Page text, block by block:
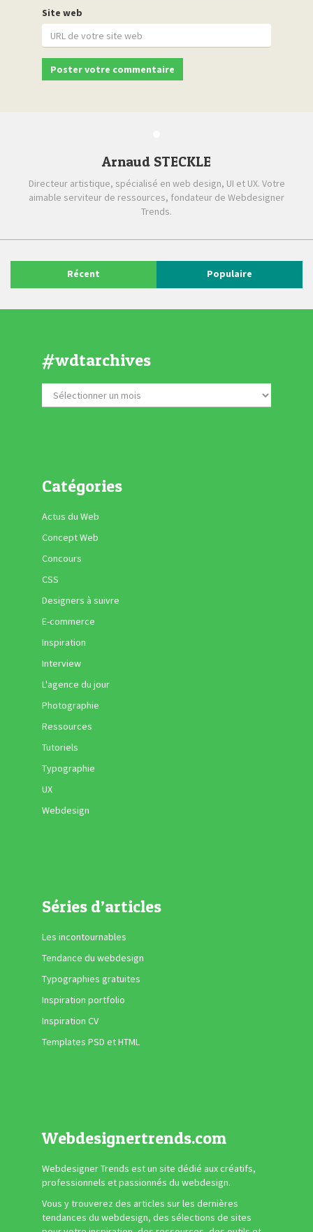
Site web
Arnaud STECKLE
Directeur artistique, spécialisé en web design, UI et UX. Votre
aimable serviteur de ressources, fondateur de Webdesigner
Trends.
Récent Populaire
#wdtarchives
Catégories
Actus du Web
Concept Web
Concours
CSS
Designers à suivre
E-commerce
Inspiration
Interview
L'agence du jour
Photographie
Ressources
Tutoriels
Typographie
UX
Webdesign
Séries d’articles
Les incontournables
Tendance du webdesign
Typographies gratuites
Inspiration portfolio
Inspiration CV
Templates PSD et HTML
Webdesignertrends.com
Webdesigner Trends est un site dédié aux créatifs,
professionnels et passionnés du webdesign.
Vous y trouverez des articles sur les dernières
tendances du webdesign, des sélections de sites